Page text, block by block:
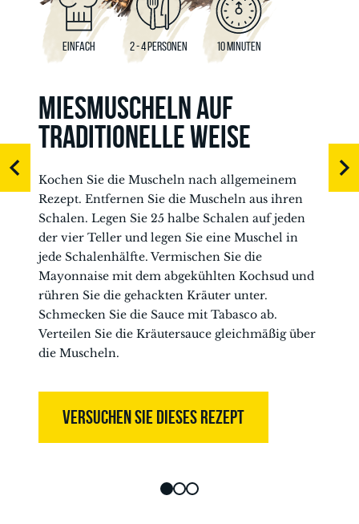
EINFACH 2 - 4 PERSONEN 10 MINUTEN
MIESMUSCHELN AUF
TRADITIONELLE WEISE
Kochen Sie die Muscheln nach allgemeinem
Rezept. Entfernen Sie die Muscheln aus ihren
Schalen. Legen Sie 25 halbe Schalen auf jeden
der vier Teller und legen Sie eine Muschel in
jede Schalenhälfte. Vermischen Sie die
Mayonnaise mit dem abgekühlten Kochsud und
rühren Sie die gehackten Kräuter unter.
Schmecken Sie die Sauce mit Tabasco ab.
Verteilen Sie die Kräutersauce gleichmäßig über
die Muscheln.
VERSUCHEN SIE DIESES REZEPT